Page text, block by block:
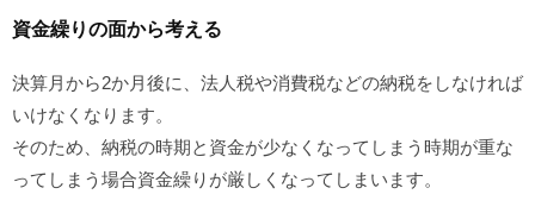
資金繰りの面から考える
決算月から2か月後に、法人税や消費税などの納税をしなければ
いけなくなります。
そのため、納税の時期と資金が少なくなってしまう時期が重な
ってしまう場合資金繰りが厳しくなってしまいます。